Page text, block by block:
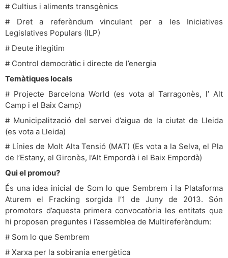
# Cultius i aliments transgènics
# Dret a referèndum vinculant per a les Iniciatives
Legislatives Populars (ILP)
# Deute il·legítim
# Control democràtic i directe de l’energia
Temàtiques locals
# Projecte Barcelona World (es vota al Tarragonès, l’ Alt
Camp i el Baix Camp)
# Municipalització del servei d’aigua de la ciutat de Lleida
(es vota a Lleida)
# Línies de Molt Alta Tensió (MAT) (Es vota a la Selva, el Pla
de l’Estany, el Gironès, l’Alt Empordà i el Baix Empordà)
Qui el promou?
És una idea inicial de Som lo que Sembrem i la Plataforma
Aturem el Fracking sorgida l’1 de Juny de 2013. Són
promotors d’aquesta primera convocatòria les entitats que
hi proposen preguntes i l’assemblea de Multireferèndum:
# Som lo que Sembrem
# Xarxa per la sobirania energètica